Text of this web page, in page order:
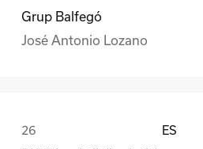
Grup Balfegó
José Antonio Lozano
ES